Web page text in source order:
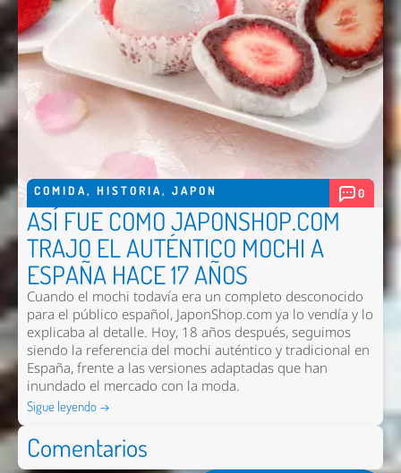
COMIDA, HISTORIA, JAPON 0
ASÍ FUE COMO JAPONSHOP.COM
TRAJO EL AUTÉNTICO MOCHI A
ESPAÑA HACE 17 AÑOS
Cuando el mochi todavía era un completo desconocido
para el público español, JaponShop.com ya lo vendía y lo
explicaba al detalle. Hoy, 18 años después, seguimos
siendo la referencia del mochi auténtico y tradicional en
España, frente a las versiones adaptadas que han
inundado el mercado con la moda.
Sigue leyendo →
Comentarios